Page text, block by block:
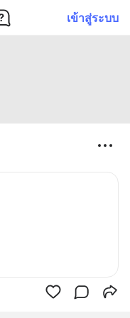
เข้าสู่ระบบ